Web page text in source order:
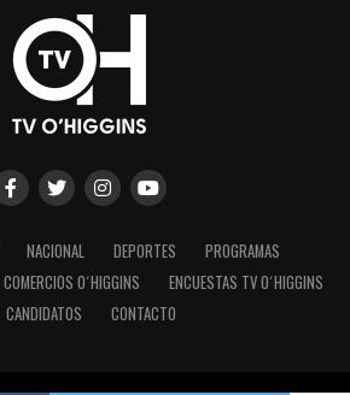
NACIONAL DEPORTES
PROGRAMAS
COMERCIOS O´HIGGINS
ENCUESTAS TV O´HIGGINS
CANDIDATOS
CONTACTO